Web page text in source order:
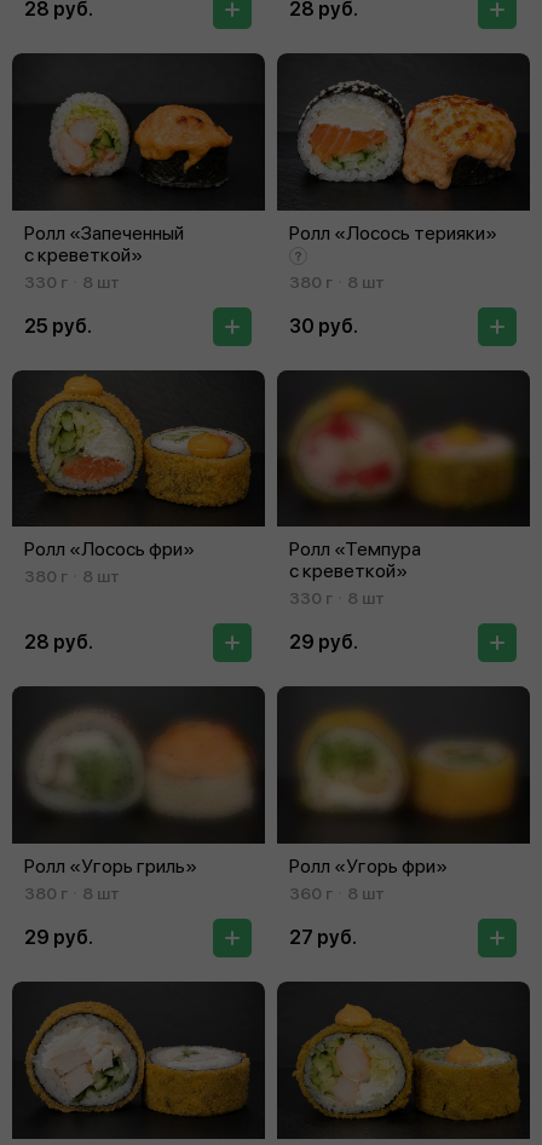
28 руб. 28 руб.
Ролл «Запеченный
с креветкой»
330 г 8 шт
25 руб.
Ролл «Лосось терияки»
380 г 8 шт
30 руб.
Ролл «Лосось фри»
380 г 8 шт
28 руб.
Ролл «Темпура
с креветкой»
330 г 8 шт
29 руб.
Ролл «Угорь гриль»
380 г 8 шт
29 руб.
Ролл «Угорь фри»
360 г 8 шт
27 руб.